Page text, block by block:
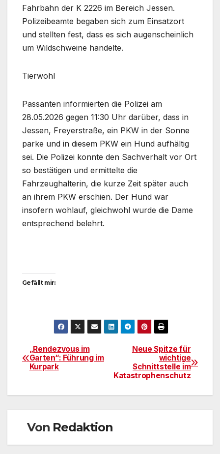
Fahrbahn der K 2226 im Bereich Jessen.
Polizeibeamte begaben sich zum Einsatzort
und stellten fest, dass es sich augenscheinlich
um Wildschweine handelte.
Tierwohl
Passanten informierten die Polizei am
28.05.2026 gegen 11:30 Uhr darüber, dass in
Jessen, Freyerstraße, ein PKW in der Sonne
parke und in diesem PKW ein Hund aufhältig
sei. Die Polizei konnte den Sachverhalt vor Ort
so bestätigen und ermittelte die
Fahrzeughalterin, die kurze Zeit später auch
an ihrem PKW erschien. Der Hund war
insofern wohlauf, gleichwohl wurde die Dame
entsprechend belehrt.
Gefällt mir:
BeitragsnavigationNeue Spitze für
wichtige
Schnittstelle im
Katastrophenschutz
„Rendezvous im
Garten“: Führung im
Kurpark
Von Redaktion